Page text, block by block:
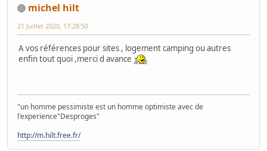
michel hilt
21 Juillet 2020, 17:28:50
A vos références pour sites , logement camping ou autres
enfin tout quoi ,merci d avance
"un homme pessimiste est un homme optimiste avec de
l'experience"Desproges"
http://m.hilt.free.fr/